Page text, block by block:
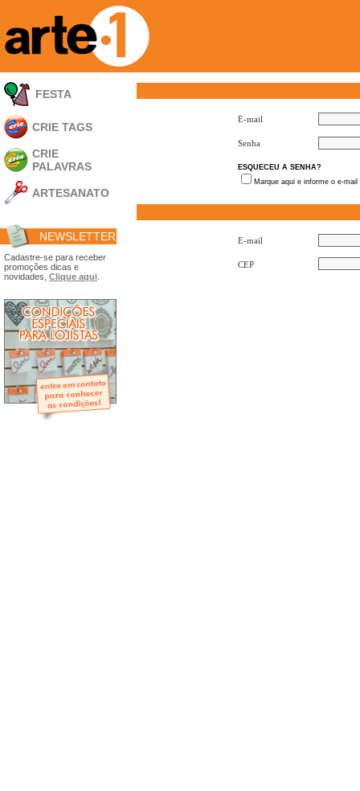
FESTA
CRIE TAGS
CRIE
PALAVRAS
ARTESANATO
Acrílico
Porta Retratos
Ferramentas
- Carimbões
- Embalagens
- Máscaras
- Espátulas
- Diversos
Álbuns
- Mini-Álbuns
- Páginas Mini
- Páginas Scrap
- Argolas
NEWSLETTER
Cadastre-se para receber
promoções dicas e
novidades, Clique aqui
E-mail
Senha
ESQUECEU A SENHA?
Marque aqui e informe o e-
E-mail
CEP